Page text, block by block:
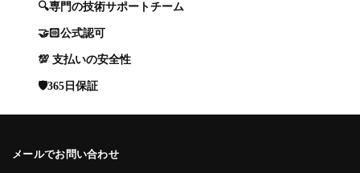
🔍専門の技術サポートチーム
🤝🏻公式認可
💯 支払いの安全性
🛡️365日保証
メールでお問い合わせ